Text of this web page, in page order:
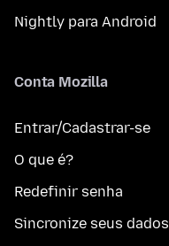
Nightly para Android
Conta Mozilla
Entrar/Cadastrar-se
O que é?
Redefinir senha
Sincronize seus dados